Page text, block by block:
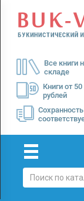
Все книги
складе
Книги от 50
рублей
Сохранность
Menu
Доставка
Оплата